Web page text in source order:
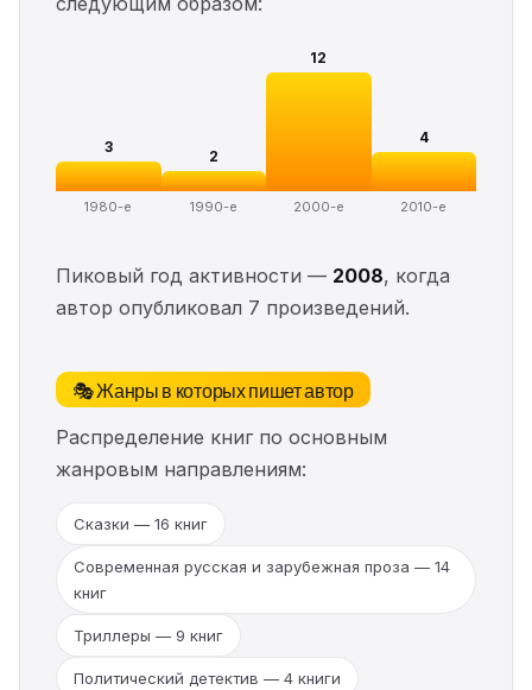
3
1980-е
2
1990-е
12
2000-е
4
2010-е
Пиковый год активности — 2008, когда
автор опубликовал 7 произведений.
🎭 Жанры в которых пишет автор
Распределение книг по основным
жанровым направлениям:
Сказки — 16 книг
Современная русская и зарубежная проза — 14
книг
Триллеры — 9 книг
Политический детектив — 4 книги